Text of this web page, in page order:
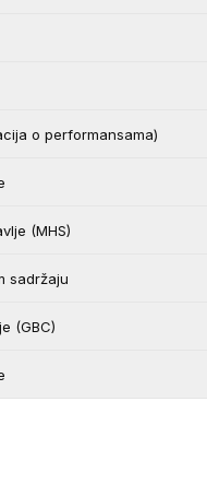
o performansama)
(MHS)
sadržaju
(GBC)